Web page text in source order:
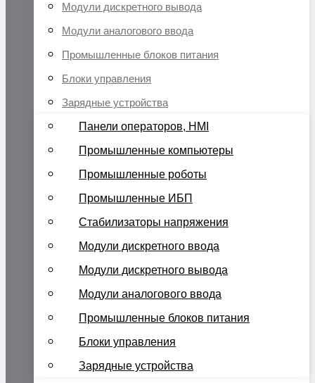
Модули дискретного вывода
Модули аналогового ввода
Промышленные блоков питания
Блоки управления
Зарядные устройства
Панели операторов, HMI
Промышленные компьютеры
Промышленные роботы
Промышленные ИБП
Стабилизаторы напряжения
Модули дискретного ввода
Модули дискретного вывода
Модули аналогового ввода
Промышленные блоков питания
Блоки управления
Зарядные устройства